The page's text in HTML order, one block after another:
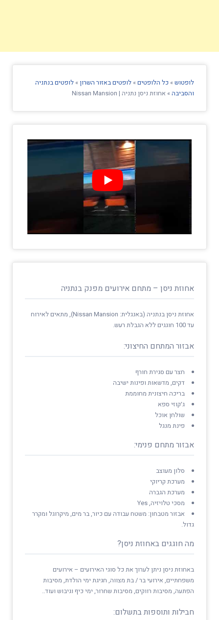
לופטוש» כל הלופטים»לופטים באזור השרון »לופטים בנתניה
והסביבה» אחוזת ניסן נתניה | Nissan Mansion
אחוזת ניסן – מתחם אירועים מפנק בנתניה
אחוזת ניסן בנתניה (באנגלית: Nissan Mansion), מתאים לאירוח
עד 100 חוגגים ללא הגבלת רעש.
אבזור המתחם החיצוני:
חצר עם סגירת חורף
דקים, מדשאות ופינות ישיבה
בריכה חיצונית מחוממת
ג׳קוזי ספא
שולחן אוכל
פינת מנגל
אבזור מתחם פנימי:
סלון מעוצב
מערכת קריוקי
מערכת הגברה
מסכי טלויזיה, Yes
אבזור מטבחון: משטח עבודה עם כיור, בר מים, מיקרוגל ומקרר
גדול.
מה חוגגים באחוזת ניסן?
באחוזת ניסן ניתן לערוך את כל סוגי האירועים – אירועים
משפחתיים, אירועי בר / בת מצווה, חגיגת ימי הולדת, מסיבות
הפתעה, מסיבות רווקים, מסיבות שחרור, ימי כיף וגיבוש ועוד..
חבילות ותוספות בתשלום: